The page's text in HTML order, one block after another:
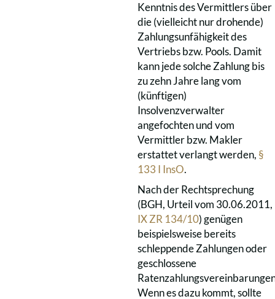
Kenntnis des Vermittlers über
die (vielleicht nur drohende)
Zahlungsunfähigkeit des
Vertriebs bzw. Pools. Damit
kann jede solche Zahlung bis
zu zehn Jahre lang vom
(künftigen)
Insolvenzverwalter
angefochten und vom
Vermittler bzw. Makler
erstattet verlangt werden, §
133 I InsO.
Nach der Rechtsprechung
(BGH, Urteil vom 30.06.2011,
IX ZR 134/10) genügen
beispielsweise bereits
schleppende Zahlungen oder
geschlossene
Wenn es dazu kommt, sollte